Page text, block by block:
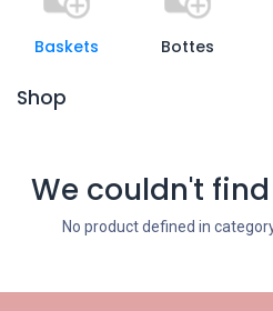
Baskets Bottes
Shop
We couldn't
No product defined in